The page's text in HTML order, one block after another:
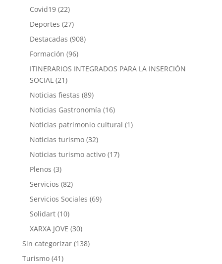
Covid19(22)
Deportes (27)
Destacadas (908)
Formación (96)
ITINERARIOS INTEGRADOS PARA LA INSERCIÓN
SOCIAL (21)
Noticias fiestas (89)
Noticias Gastronomía (16)
Noticias patrimonio cultural (1)
Noticias turismo(32)
Noticias turismo activo(17)
Plenos (3)
Servicios (82)
Servicios Sociales (69)
Solidart(10)
XARXA JOVE (30)
Sin categorizar(138)
Turismo(41)